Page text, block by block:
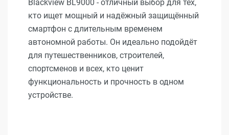
Blackview BL9000 - отличный выбор для тех,
кто ищет мощный и надёжный защищённый
смартфон с длительным временем
автономной работы. Он идеально подойдёт
для путешественников, строителей,
спортсменов и всех, кто ценит
функциональность и прочность в одном
устройстве.